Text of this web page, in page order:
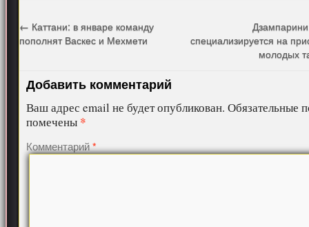
← Каттани: в январе команду
пополнят Васкес и Мехмети
специализируется на
молодых
Добавить комментарий
Ваш адрес email не будет опубликован. Обязательные
помечены *
Комментарий*